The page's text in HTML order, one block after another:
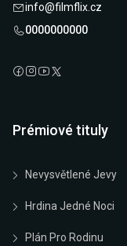
info@filmflix.cz
0000000000
Prémiové tituly
Nevysvětlené Jevy
Hrdina Jedné Noci
Plán Pro Rodinu